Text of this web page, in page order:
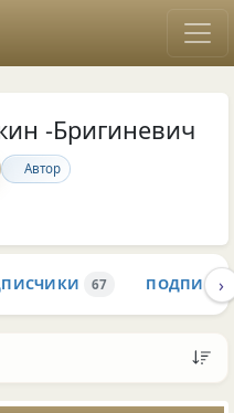
-Бригиневич
Автор
67 ›